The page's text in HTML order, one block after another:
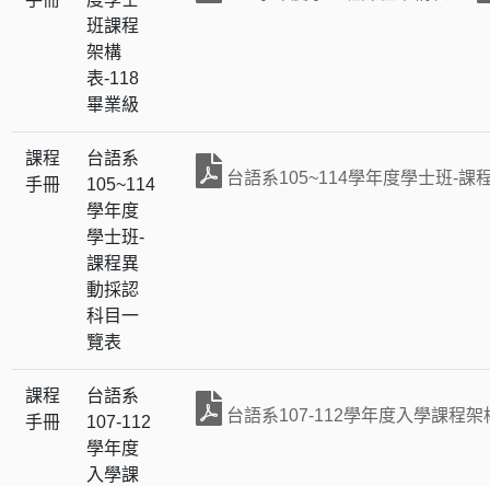
班課程
架構
表-118
畢業級
課程
手冊
台語系
105~114
學年度
學士班-
課程異
動採認
科目一
覽表
台語系105~114學年度學士班-課
課程
手冊
台語系
107-112
學年度
入學課
台語系107-112學年度入學課程架